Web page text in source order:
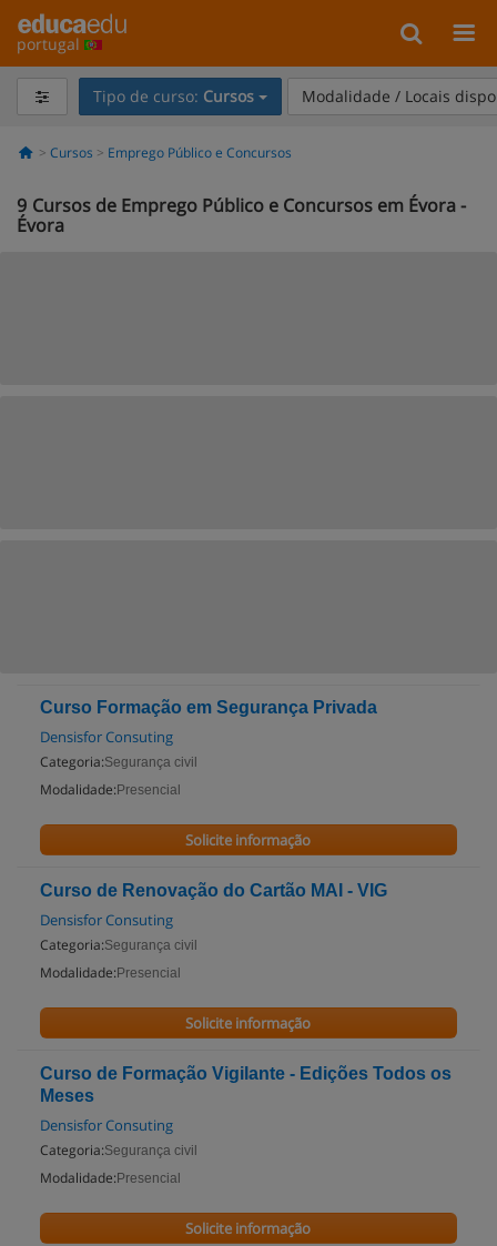
portugal
Tipo de curso: Cursos Modalidade / Locais
Cursos Emprego Público e Concursos
9 Cursos de Emprego Público e Concursos em Évora -
Évora
Curso Formação em Segurança Privada
Densisfor Consuting
Categoria:Segurança civil
Modalidade: Presencial
Solicite informação
Curso de Renovação do Cartão MAI - VIG
Densisfor Consuting
Categoria:Segurança civil
Modalidade: Presencial
Solicite informação
Curso de Formação Vigilante - Edições Todos os
Meses
Densisfor Consuting
Categoria:Segurança civil
Modalidade: Presencial
Solicite informação